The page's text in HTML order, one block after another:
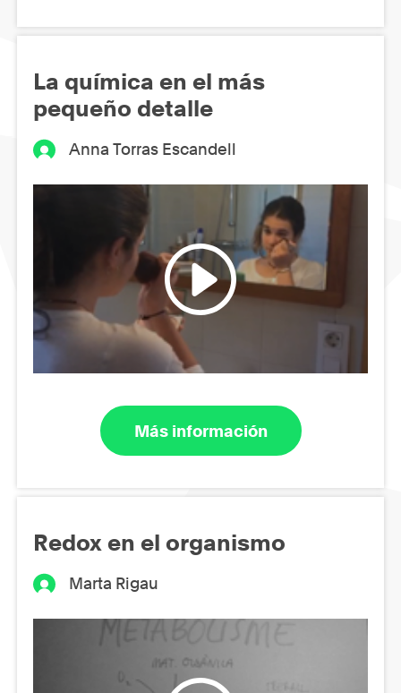
La química en el más
pequeño detalle
Anna Torras Escandell
Más información
Redox en el organismo
Marta Rigau